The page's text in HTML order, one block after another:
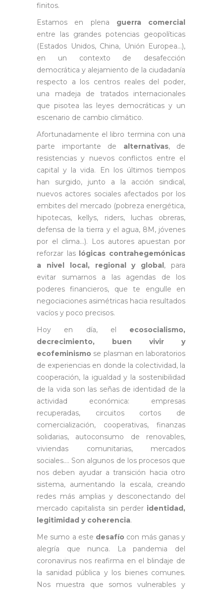
finitos.
Estamos en plena guerra comercial
entre las grandes potencias geopolíticas
(Estados Unidos, China, Unión Europea…),
en un contexto de desafección
democrática y alejamiento de la ciudadanía
respecto a los centros reales del poder,
una madeja de tratados internacionales
que pisotea las leyes democráticas y un
escenario de cambio climático.
Afortunadamente el libro termina con una
parte importante de alternativas, de
resistencias y nuevos conflictos entre el
capital y la vida. En los últimos tiempos
han surgido, junto a la acción sindical,
nuevos actores sociales afectados por los
embites del mercado (pobreza energética,
hipotecas, kellys, riders, luchas obreras,
defensa de la tierra y el agua, 8M, jóvenes
por el clima…). Los autores apuestan por
reforzar las lógicas contrahegemónicas
a nivel local, regional y global, para
evitar sumarnos a las agendas de los
poderes financieros, que te engulle en
negociaciones asimétricas hacia resultados
vacíos y poco precisos.
Hoy en día, el ecosocialismo,
decrecimiento, buen vivir y
ecofeminismo se plasman en laboratorios
de experiencias en donde la colectividad, la
cooperación, la igualdad y la sostenibilidad
de la vida son las señas de identidad de la
actividad económica: empresas
recuperadas, circuitos cortos de
comercialización, cooperativas, finanzas
solidarias, autoconsumo de renovables,
viviendas comunitarias, mercados
sociales…. Son algunos de los procesos que
nos deben ayudar a transición hacia otro
sistema, aumentando la escala, creando
redes más amplias y desconectando del
mercado capitalista sin perder identidad,
legitimidad y coherencia.
Me sumo a este desafío con más ganas y
alegría que nunca. La pandemia del
coronavirus nos reafirma en el blindaje de
la sanidad pública y los bienes comunes.
Nos muestra que somos vulnerables y